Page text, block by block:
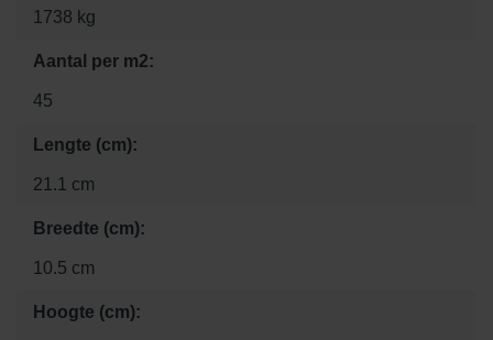
1738 kg
Aantal per m2:
45
Lengte (cm):
21.1 cm
Breedte (cm):
10.5 cm
Hoogte (cm):